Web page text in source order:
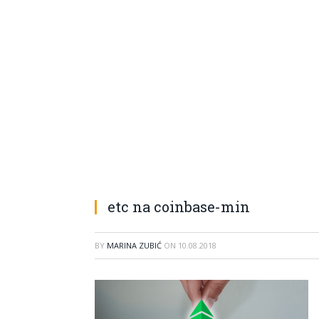
etc na coinbase-min
BY MARINA ZUBIĆ ON 10.08.2018